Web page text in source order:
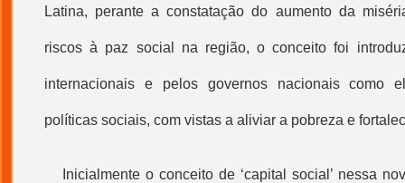
Latina, perante a constatação do aumento da
riscos à paz social na região, o conceito foi
internacionais e pelos governos nacionais como
políticas sociais, com vistas a aliviar a pobreza e
Inicialmente o conceito de ‘capital social ’ nessa